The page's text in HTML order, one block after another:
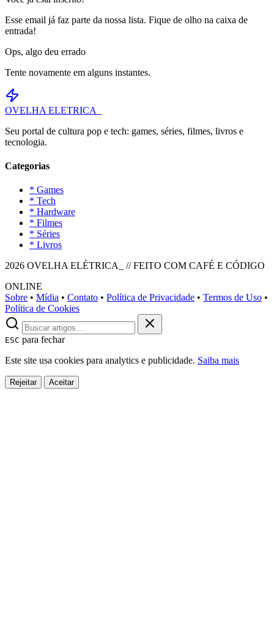
Esse email já faz parte da nossa lista. Fique de olho na caixa de
entrada!
Ops, algo deu errado
Tente novamente em alguns instantes.
OVELHA ELETRICA_
Seu portal de cultura pop e tech: games, séries, filmes, livros e
tecnologia.
Categorias
* Games
* Tech
* Hardware
* Filmes
* Séries
* Livros
2026 OVELHA ELÉTRICA_ // FEITO COM CAFÉ E CÓDIGO
ONLINE
Sobre • Mídia • Contato • Política de Privacidade • Termos de Uso •
Política de Cookies
ESC para fechar
Este site usa cookies para analytics e publicidade. Saiba mais
Rejeitar Aceitar